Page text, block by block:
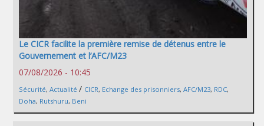
Le CICR facilite la première remise de détenus entre le
Gouvernement et l’AFC/M23
07/08/2026 - 10:45
Sécurité, Actualité / CICR, Echange des prisonniers, AFC/M23, RDC,
Doha, Rutshuru, Beni